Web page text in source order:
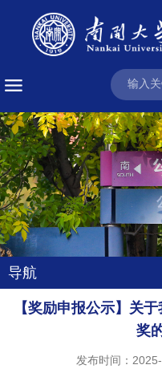
导航
【奖励申报公示】关
奖
发布时间：